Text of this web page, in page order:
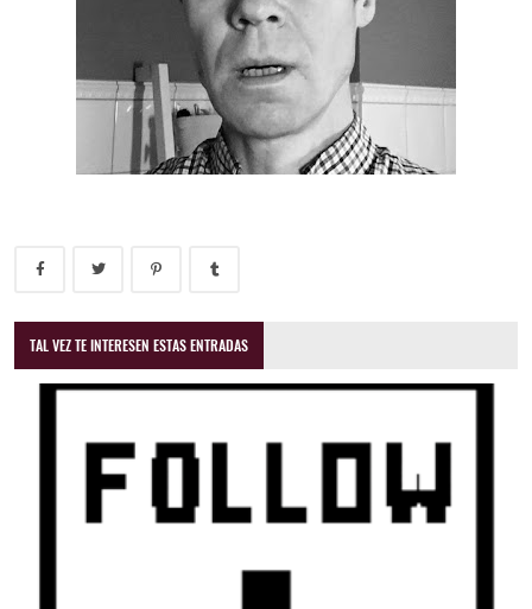
TAL VEZ TE INTERESEN ESTAS ENTRADAS